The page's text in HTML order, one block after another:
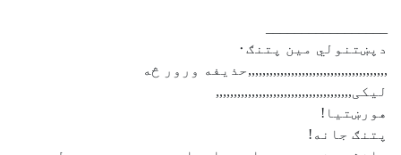
دپښتنولي مین پتنګ٠
,,,,,,,,,,,,,,,,,,,,,,,,,,,,,,,,,,,,,,,حذیفه ورور څه
لیکی,,,,,,,,,,,,,,,,,,,,,,,,,,,,,,,,,,,,,,
هورښتيا!
پتنګ جانه!